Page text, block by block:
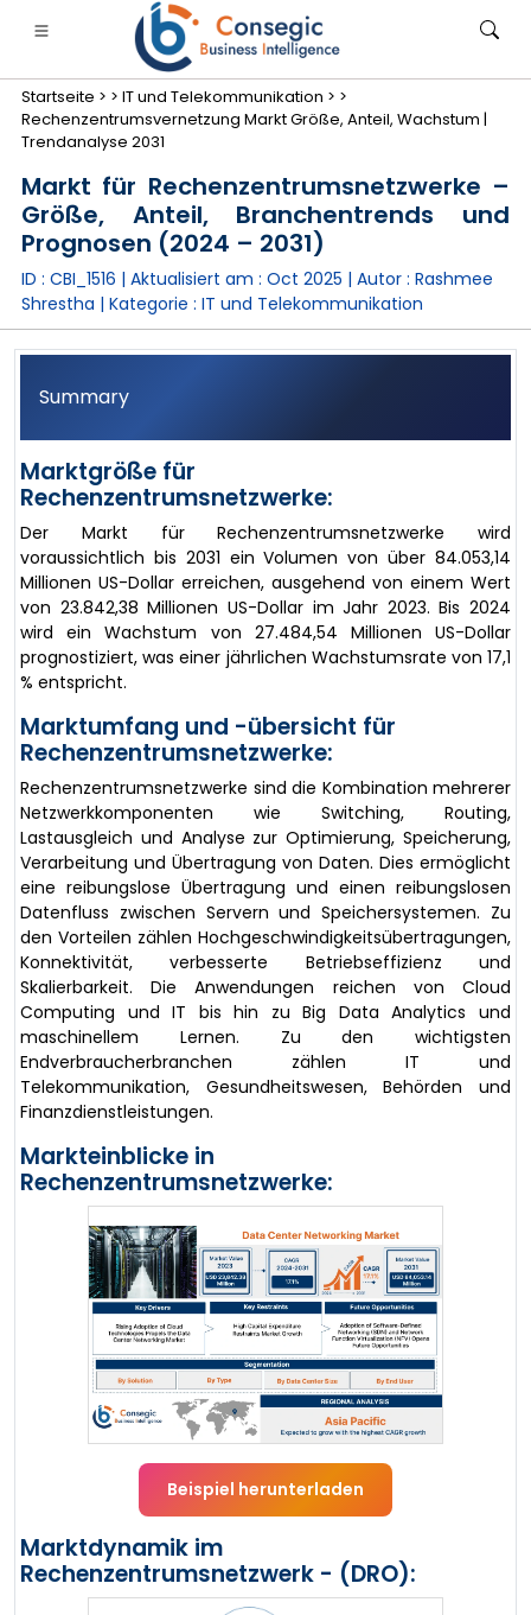
Finanzdienstleistungen und Versicherungen
• Konsumgüter• Energie und Strom
• Fallstudien
Startseite > > IT und Telekommunikation > >
Rechenzentrumsvernetzung Markt Größe, Anteil, Wachstum |
Trendanalyse 2031
Markt für Rechenzentrumsnetzwerke –
Größe, Anteil, Branchentrends und
Prognosen (2024 – 2031)
ID : CBI_1516 | Aktualisiert am : Oct 2025 | Autor : Rashmee
Shrestha | Kategorie : IT und Telekommunikation
Summary
Marktgröße für
Rechenzentrumsnetzwerke:
Der Markt für Rechenzentrumsnetzwerke wird
voraussichtlich bis 2031 ein Volumen von über 84.053,14
Millionen US-Dollar erreichen, ausgehend von einem Wert
von 23.842,38 Millionen US-Dollar im Jahr 2023. Bis 2024
wird ein Wachstum von 27.484,54 Millionen US-Dollar
prognostiziert, was einer jährlichen Wachstumsrate von 17,1
% entspricht.
Marktumfang und -übersicht für
Rechenzentrumsnetzwerke:
Rechenzentrumsnetzwerke sind die Kombination mehrerer
Netzwerkkomponenten wie Switching, Routing,
Lastausgleich und Analyse zur Optimierung, Speicherung,
Verarbeitung und Übertragung von Daten. Dies ermöglicht
eine reibungslose Übertragung und einen reibungslosen
Datenfluss zwischen Servern und Speichersystemen. Zu
den Vorteilen zählen Hochgeschwindigkeitsübertragungen,
Konnektivität, verbesserte Betriebseffizienz und
Skalierbarkeit. Die Anwendungen reichen von Cloud
Computing und IT bis hin zu Big Data Analytics und
maschinellem Lernen. Zu den wichtigsten
Endverbraucherbranchen zählen IT und
Telekommunikation, Gesundheitswesen, Behörden und
Finanzdienstleistungen.
Markteinblicke in
Rechenzentrumsnetzwerke:
Beispiel herunterladen
Marktdynamik im
Rechenzentrumsnetzwerk - (DRO):